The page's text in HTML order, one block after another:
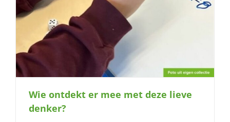
Wie ontdekt er mee met deze lieve
denker?